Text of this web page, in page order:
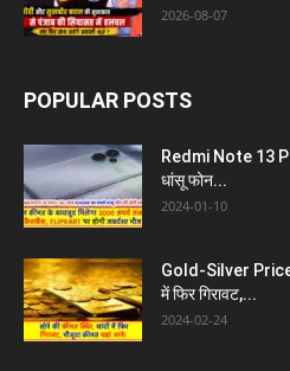
2026-08-07
POPULAR POSTS
Redmi Note 13
धांसू फोन...
2024-01-10
Gold-Silver Price
में फिर गिरावट,...
2024-02-24